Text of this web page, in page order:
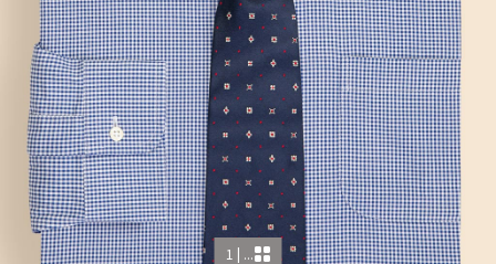
1 | ...